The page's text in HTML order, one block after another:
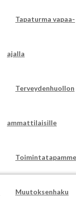
Tapaturma vapaa-
ajalla
Terveydenhuollon
ammattilaisille
Toimintatapamme
Muutoksenhaku